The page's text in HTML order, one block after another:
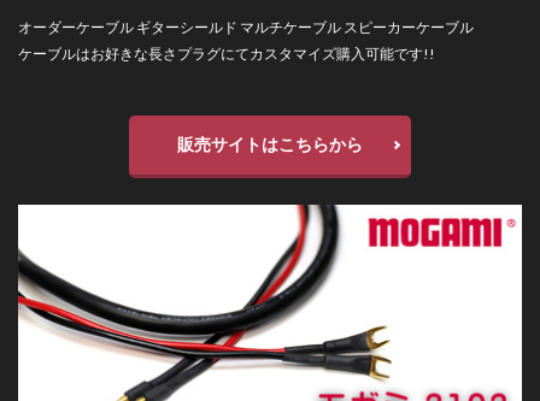
オーダーケーブル ギターシールド マルチケーブル スピーカーケーブル
ケーブルはお好きな長さプラグにてカスタマイズ購入可能です!!
販売サイトはこちらから